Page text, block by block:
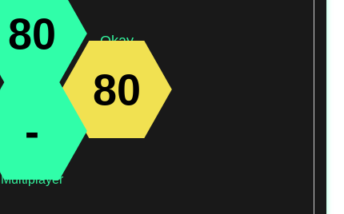
80
80
Okay
-
Multiplayer